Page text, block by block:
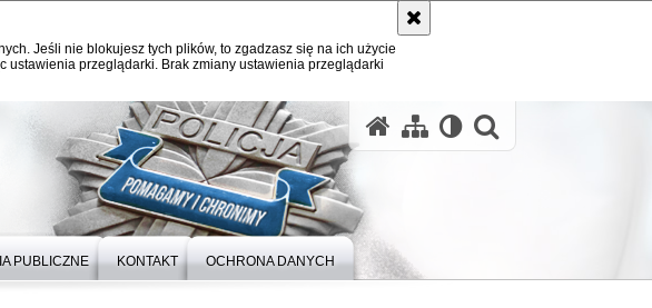
Jeśli nie blokujesz tych plików, to zgadzasz się na ich użycie
przeglądarki. Brak zmiany ustawienia przeglądarki
PUBLICZNE KONTAKT OCHRONA DANYCH